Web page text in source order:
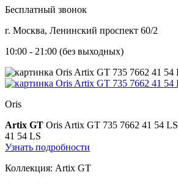
Бесплатный звонок
г. Москва, Ленинский проспект 60/2
10:00 - 21:00 (без выходных)
Oris
Artix GT Oris Artix GT 735 7662 41 54 LS
41 54 LS
Узнать подробности
Коллекция: Artix GT